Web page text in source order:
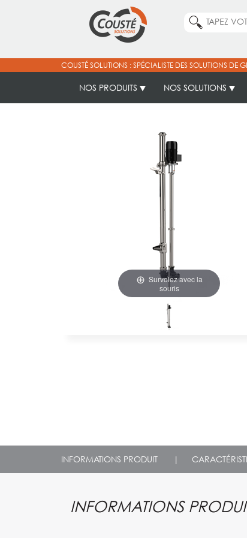
COUSTÉ SOLUTIONS : SPÉCIALISTE DES SOLUTIONS DE
NOS PRODUITS NOS SOLUTIONS
Survolez avec la
souris
INFORMATIONS PRODUIT |
INFORMATIONS